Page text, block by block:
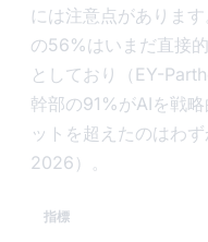
には注意点がありま
の56%はいまだ直接
としており（EY-
幹部の91%がAIを戦
ットを超えたのはわ
2026）。
指標